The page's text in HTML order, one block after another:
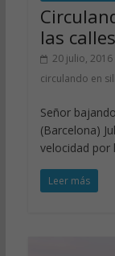
las
20 julio, 2016
circulando en
Señor
(Barcelona)
velocidad por
Leer más